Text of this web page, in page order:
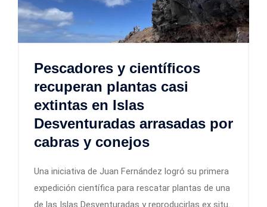
Pescadores y científicos
recuperan plantas casi
extintas en Islas
Desventuradas arrasadas por
cabras y conejos
Una iniciativa de Juan Fernández logró su primera
expedición científica para rescatar plantas de una
de las Islas Desventuradas y reproducirlas ex situ.